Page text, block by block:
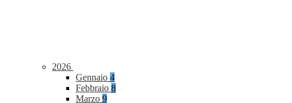
2026
Gennaio 4
Febbraio 8
Marzo 9